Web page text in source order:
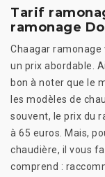
Tarif
ramonage
Chaagar
un prix abordable.
bon à noter que le
les modèles de
souvent, le prix du
à 65 euros. Mais,
chaudière, il vous
comprend :